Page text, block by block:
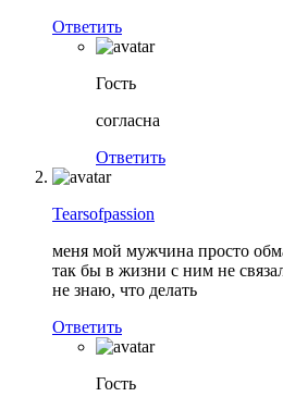
Ответить
Гость
согласна
Ответить
Tearsofpassion
меня мой мужчина просто
так бы в жизни с ним не
не знаю, что делать
Ответить
Гость